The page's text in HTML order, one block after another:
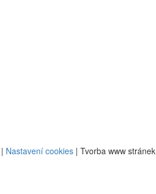
| Nastavení cookies | Tvorba www stránek